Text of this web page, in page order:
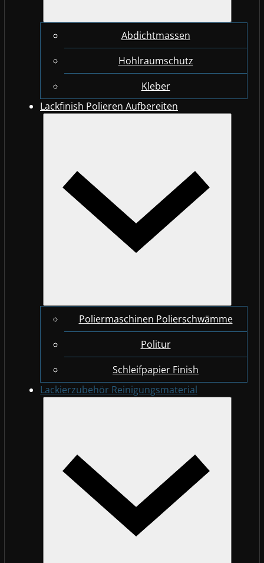
Abdichtmassen
Hohlraumschutz
Kleber
Lackfinish Polieren Aufbereiten
Poliermaschinen Polierschwämme
Politur
Schleifpapier Finish
Lackierzubehör Reinigungsmaterial